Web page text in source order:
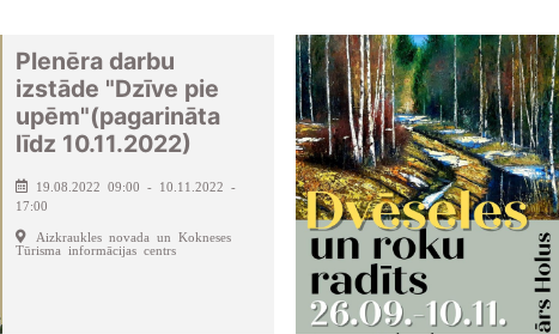
Plenēra darbu
izstāde "Dzīve pie
upēm"(pagarināta
līdz 10.11.2022)
19.08.2022 09:00 - 10.11.2022 -
17:00
Aizkraukles novada un Kokneses
Tūrisma informācijas centrs